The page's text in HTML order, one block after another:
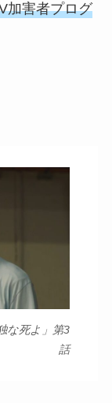
加害者プログ
な死よ」第3
話